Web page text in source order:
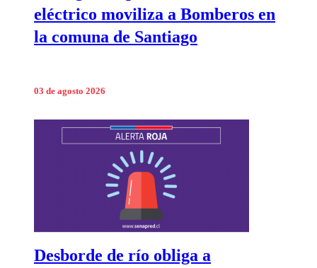
eléctrico moviliza a Bomberos en
la comuna de Santiago
03 de agosto 2026
Desborde de río obliga a